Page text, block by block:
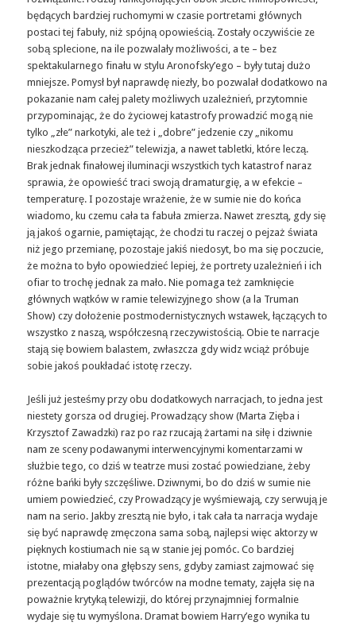
będących bardziej ruchomymi w czasie portretami głównych
postaci tej fabuły, niż spójną opowieścią. Zostały oczywiście ze
sobą splecione, na ile pozwalały możliwości, a te – bez
spektakularnego finału w stylu Aronofsky’ego – były tutaj dużo
mniejsze. Pomysł był naprawdę niezły, bo pozwalał dodatkowo na
pokazanie nam całej palety możliwych uzależnień, przytomnie
przypominając, że do życiowej katastrofy prowadzić mogą nie
tylko „złe” narkotyki, ale też i „dobre” jedzenie czy „nikomu
nieszkodząca przecież” telewizja, a nawet tabletki, które leczą.
Brak jednak finałowej iluminacji wszystkich tych katastrof naraz
sprawia, że opowieść traci swoją dramaturgię, a w efekcie –
temperaturę. I pozostaje wrażenie, że w sumie nie do końca
wiadomo, ku czemu cała ta fabuła zmierza. Nawet zresztą, gdy się
ją jakoś ogarnie, pamiętając, że chodzi tu raczej o pejzaż świata
niż jego przemianę, pozostaje jakiś niedosyt, bo ma się poczucie,
że można to było opowiedzieć lepiej, że portrety uzależnień i ich
ofiar to trochę jednak za mało. Nie pomaga też zamknięcie
głównych wątków w ramie telewizyjnego show (a la Truman
Show) czy dołożenie postmodernistycznych wstawek, łączących to
wszystko z naszą, współczesną rzeczywistością. Obie te narracje
stają się bowiem balastem, zwłaszcza gdy widz wciąż próbuje
sobie jakoś poukładać istotę rzeczy.
Jeśli już jesteśmy przy obu dodatkowych narracjach, to jedna jest
niestety gorsza od drugiej. Prowadzący show (Marta Zięba i
Krzysztof Zawadzki) raz po raz rzucają żartami na siłę i dziwnie
nam ze sceny podawanymi interwencyjnymi komentarzami w
służbie tego, co dziś w teatrze musi zostać powiedziane, żeby
różne bańki były szczęśliwe. Dziwnymi, bo do dziś w sumie nie
umiem powiedzieć, czy Prowadzący je wyśmiewają, czy serwują je
nam na serio. Jakby zresztą nie było, i tak cała ta narracja wydaje
się być naprawdę zmęczona sama sobą, najlepsi więc aktorzy w
pięknych kostiumach nie są w stanie jej pomóc. Co bardziej
istotne, miałaby ona głębszy sens, gdyby zamiast zajmować się
prezentacją poglądów twórców na modne tematy, zajęła się na
poważnie krytyką telewizji, do której przynajmniej formalnie
wydaje się tu wymyślona. Dramat bowiem Harry’ego wynika tu